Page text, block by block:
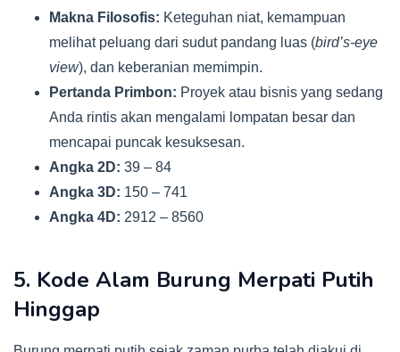
Makna Filosofis: Keteguhan niat, kemampuan
melihat peluang dari sudut pandang luas (bird’s-eye
view), dan keberanian memimpin.
Pertanda Primbon: Proyek atau bisnis yang sedang
Anda rintis akan mengalami lompatan besar dan
mencapai puncak kesuksesan.
Angka 2D: 39 – 84
Angka 3D: 150 – 741
Angka 4D: 2912 – 8560
5. Kode Alam Burung Merpati Putih
Hinggap